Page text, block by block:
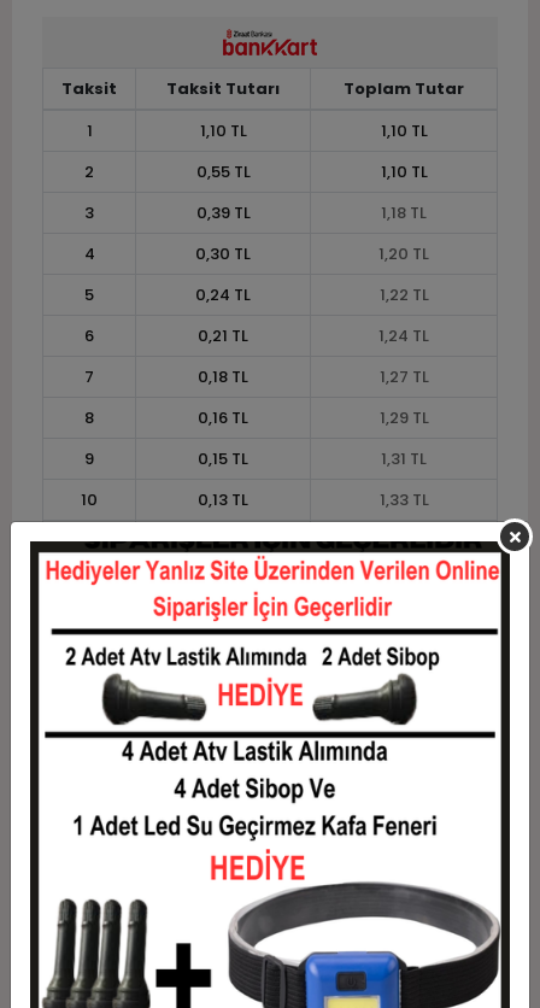
Taksit Taksit Tutarı
Toplam Tutar
1
1,10 TL
1,10 TL
2
0,55 TL
1,10 TL
3
0,39 TL
1,18 TL
4
0,30 TL
1,20 TL
5
0,24 TL
1,22 TL
6
0,21 TL
1,24 TL
7
0,18 TL
1,27 TL
8
0,16 TL
1,29 TL
9
0,15 TL
1,31 TL
10
0,13 TL
1,33 TL
11
0,12 TL
1,34 TL
12
0,11 TL 1,36 TL
Taksit Taksit Tutarı
Toplam Tutar
1
1,10 TL
1,10 TL
0,55 TL
3
0,39 TL
1,18 TL
0,30 TL
5
0,24 TL
6
0,21 TL
1,24 TL
7
0,18 TL
1,27 TL